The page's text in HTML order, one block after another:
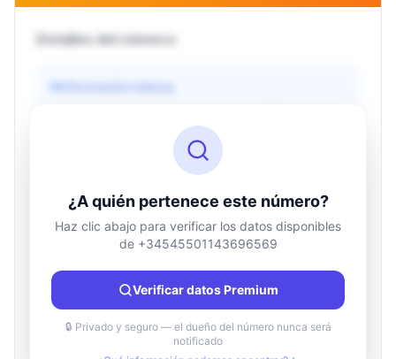
Detalles del número
Información básica
Información de ubicación
País
Desconocido
Ciudad
Desconocido
Región
Desconocido
¿A quién pertenece este número?
Haz clic abajo para verificar los datos disponibles
de +34545501143696569
Verificar datos Premium
🔒 Privado y seguro — el dueño del número nunca será
notificado